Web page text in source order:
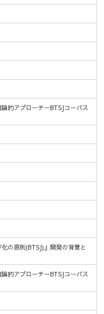
的アプローチーBTSJコーパス
の原則(BTSJ)』開発の背景と
的アプローチーBTSJコーパス